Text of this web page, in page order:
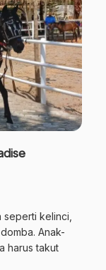
kelinci,
Anak-
harus takut